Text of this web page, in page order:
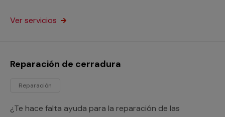
Ver servicios
Reparación de cerradura
Reparación
¿Te hace falta ayuda para la reparación de las